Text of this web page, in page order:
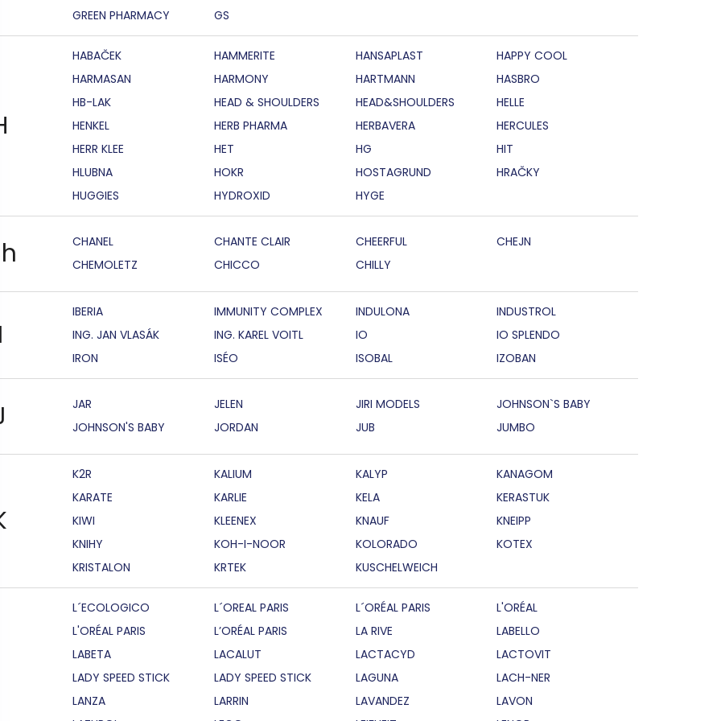
GREEN PHARMACY GS
HABAČEK HAMMERITE HANSAPLAST
HAPPY COOL
HARMASAN
HARMONY HARTMANN
HASBRO
HB-LAK
HEAD & SHOULDERS HEAD&SHOULDERS
HELLE
HENKEL
HERB PHARMA HERBAVERA
HERCULES
HERR KLEE
HET HG
HIT
HLUBNA
HOKR HOSTAGRUND
HRAČKY
HUGGIES
HYDROXID HYGE
CHANEL CHANTE CLAIR CHEERFUL
CHEJN
CHEMOLETZ
CHICCO CHILLY
IBERIA IMMUNITY COMPLEX INDULONA
INDUSTROL
ING. JAN VLASÁK
ING. KAREL VOITL IO
IO SPLENDO
IRON
ISÉO ISOBAL IZOBAN
JAR JELEN JIRI MODELS
JOHNSON`S BABY
JOHNSON'S BABY
JORDAN JUB JUMBO
K2R KALIUM KALYP
KANAGOM
KARATE
KARLIE KELA
KERASTUK
KIWI
KLEENEX KNAUF
KNEIPP
KNIHY
KOH-I-NOOR KOLORADO
KOTEX
KRISTALON
KRTEK KUSCHELWEICH
L´ECOLOGICO L´OREAL PARIS L´ORÉAL PARIS
L'ORÉAL
L'ORÉAL PARIS
L’ORÉAL PARIS LA RIVE
LABELLO
LABETA
LACALUT LACTACYD
LACTOVIT
LADY SPEED STICK
LADY SPEED STICK LAGUNA
LACH-NER
LANZA
LARRIN LAVANDEZ
LAVON